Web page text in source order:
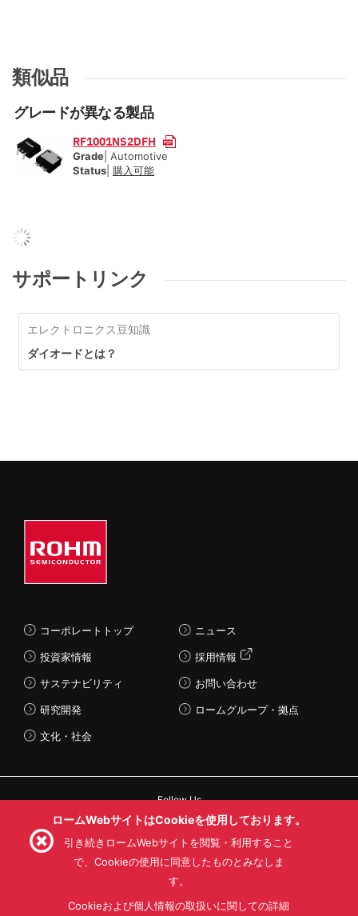
類似品
グレードが異なる製品
RF1001NS2DFH
Grade | Automotive
Status 購入可能
サポートリンク
エレクトロニクス豆知識
ダイオードとは？
コーポレートトップ
投資家情報
サステナビリティ
研究開発
文化・社会
ニュース
採用情報
お問い合わせ
ロームグループ・拠点
Follow Us
利用目的
プライバシーポリシー
サイトマップ
ロームWebサイトはCookieを使用しております。
引き続きロームWebサイトを閲覧・利用すること
で、Cookieの使用に同意したものとみなしま
す。
Cookieおよび個人情報の取扱いに関しての詳細